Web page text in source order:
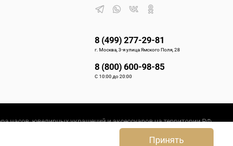
8 (499) 277-29-81
г. Москва, 3-я улица Ямского Поля, 28
8 (800) 600-98-85
С 10:00 до 20:00
часов, ювелирных украшений и аксессуаров на территории РФ.
Принять